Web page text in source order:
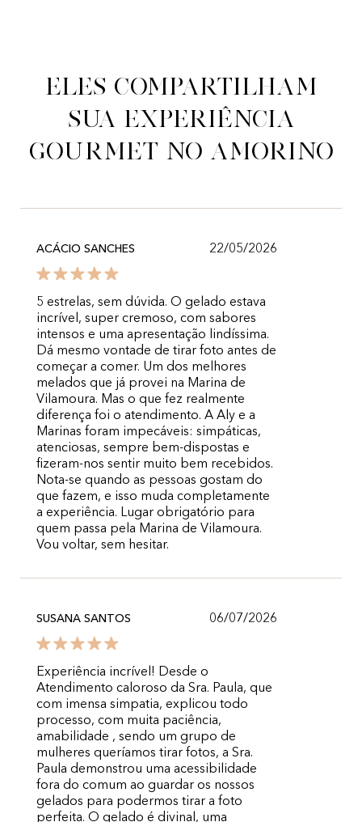
Eles compartilham
sua experiência
gourmet no Amorino
ACÁCIO SANCHES 22/05/2026
5 estrelas, sem dúvida. O gelado estava
incrível, super cremoso, com sabores
intensos e uma apresentação lindíssima.
Dá mesmo vontade de tirar foto antes de
começar a comer. Um dos melhores
melados que já provei na Marina de
Vilamoura. Mas o que fez realmente
diferença foi o atendimento. A Aly e a
Marinas foram impecáveis: simpáticas,
atenciosas, sempre bem-dispostas e
fizeram-nos sentir muito bem recebidos.
Nota-se quando as pessoas gostam do
que fazem, e isso muda completamente
a experiência. Lugar obrigatório para
quem passa pela Marina de Vilamoura.
Vou voltar, sem hesitar.
SUSANA SANTOS 06/07/2026
Experiência incrível! Desde o
Atendimento caloroso da Sra. Paula, que
com imensa simpatia, explicou todo
processo, com muita paciência,
amabilidade , sendo um grupo de
mulheres queríamos tirar fotos, a Sra.
Paula demonstrou uma acessibilidade
fora do comum ao guardar os nossos
gelados para podermos tirar a foto
perfeita. O gelado é divinal, uma